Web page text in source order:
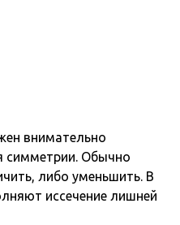
внимательно
симметрии. Обычно
либо уменьшить. В
иссечение лишней